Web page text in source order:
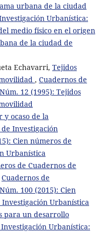
urbana de la ciudad
Urbanística:
medio físico en el origen
de la ciudad de
Echavarri, Tejidos
, Cuadernos de
12 (1995): Tejidos
y ocaso de la
Investigación
Cien números de
Urbanística
de Cuadernos de
Cuadernos de
100 (2015): Cien
Urbanística
para un desarrollo
Urbanística: